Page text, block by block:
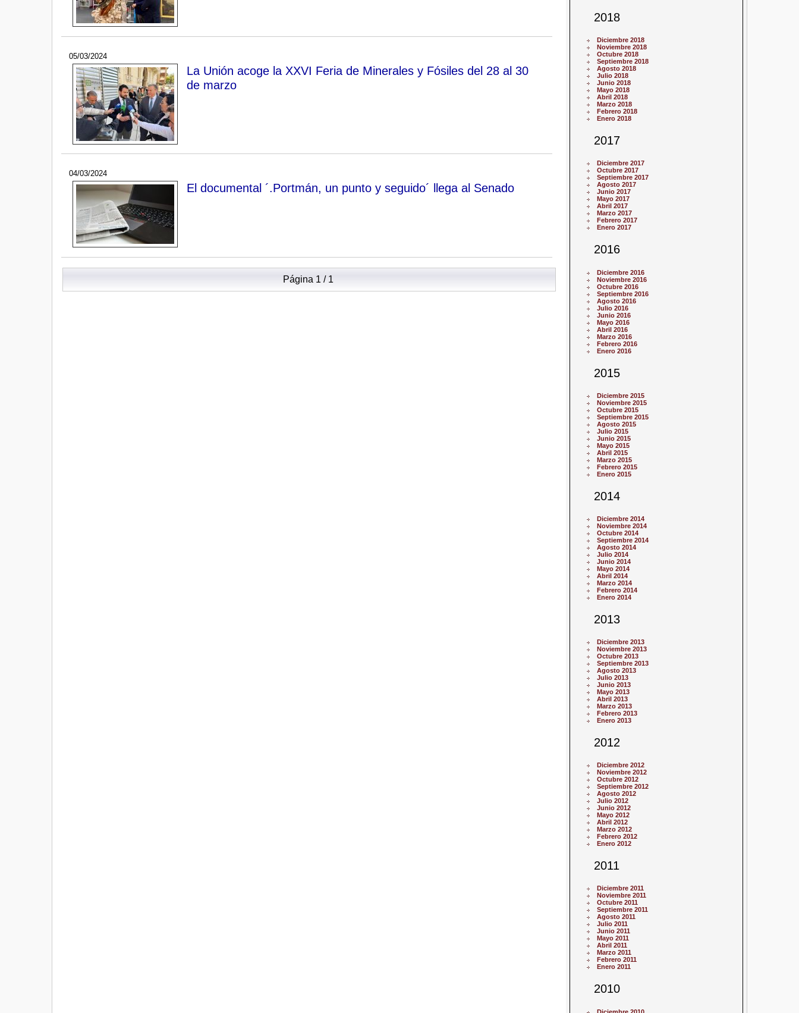
05/03/2024
La Unión acoge la XXVI Feria de Minerales y Fósiles del 28 al 30
de marzo
04/03/2024
El documental ´.Portmán, un punto y seguido´ llega al Senado
Página 1 / 1
2018
Diciembre 2018
Noviembre 2018
Octubre 2018
Septiembre 2018
Agosto 2018
Julio 2018
Junio 2018
Mayo 2018
Abril 2018
Marzo 2018
Febrero 2018
Enero 2018
2017
Diciembre 2017
Octubre 2017
Septiembre 2017
Agosto 2017
Junio 2017
Mayo 2017
Abril 2017
Marzo 2017
Febrero 2017
Enero 2017
2016
Diciembre 2016
Noviembre 2016
Octubre 2016
Septiembre 2016
Agosto 2016
Julio 2016
Junio 2016
Mayo 2016
Abril 2016
Marzo 2016
Febrero 2016
Enero 2016
2015
Diciembre 2015
Noviembre 2015
Octubre 2015
Septiembre 2015
Agosto 2015
Julio 2015
Junio 2015
Mayo 2015
Abril 2015
Marzo 2015
Febrero 2015
Enero 2015
2014
Diciembre 2014
Noviembre 2014
Octubre 2014
Septiembre 2014
Agosto 2014
Julio 2014
Junio 2014
Mayo 2014
Abril 2014
Marzo 2014
Febrero 2014
Enero 2014
2013
Diciembre 2013
Noviembre 2013
Octubre 2013
Septiembre 2013
Agosto 2013
Julio 2013
Junio 2013
Mayo 2013
Abril 2013
Marzo 2013
Febrero 2013
Enero 2013
2012
Diciembre 2012
Noviembre 2012
Octubre 2012
Septiembre 2012
Agosto 2012
Julio 2012
Junio 2012
Mayo 2012
Abril 2012
Marzo 2012
Febrero 2012
Enero 2012
2011
Diciembre 2011
Noviembre 2011
Octubre 2011
Septiembre 2011
Agosto 2011
Julio 2011
Junio 2011
Mayo 2011
Abril 2011
Marzo 2011
Febrero 2011
Enero 2011
2010
Diciembre 2010